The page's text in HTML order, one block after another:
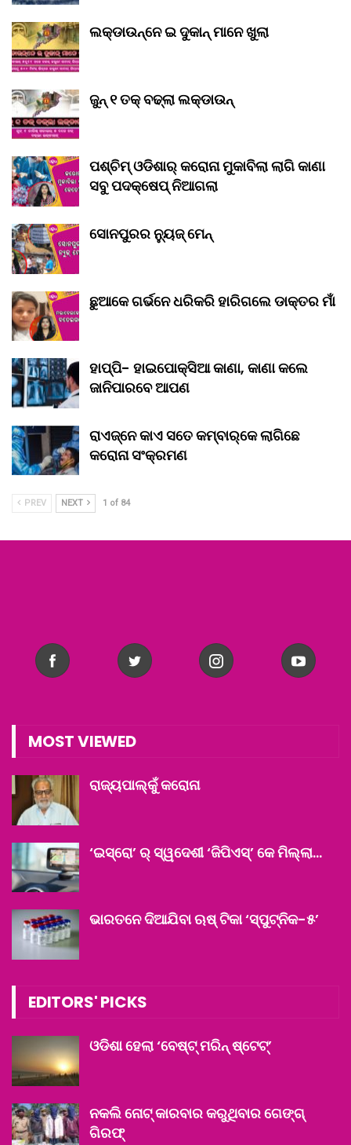
ଲକ୍‌ଡାଉନ୍‌ନେ ଇ ଦୁକାନ୍ ମାନେ ଖୁଲା
ଜୁନ୍ ୧ ତକ୍ ବଢ୍‌ଲା ଲକ୍‌ଡାଉନ୍‌
ପଶ୍ଚିମ୍ ଓଡିଶାର୍ କରୋନା ମୁକାବିଲା ଲାଗି କାଣା
ସବୁ ପଦକ୍ଷେପ୍ ନିଆଗଲା
ସୋନପୁରର ନ୍ୟୁଜ୍ ମେନ୍
ଛୁଆକେ ଗର୍ଭନେ ଧରିକରି ହାରିଗଲେ ଡାକ୍ତର ମାଁ
ହାପ୍ପି- ହାଇପୋକ୍ସିଆ କାଣା, କାଣା କଲେ
ଜାନିପାରବେ ଆପଣ
ରାଏଜ୍‌ନେ କାଏ ସତେ କମ୍‌ବାର୍‌କେ ଲାଗିଛେ
କରୋନା ସଂକ୍ରମଣ
PREV NEXT 1 of 84
MOST VIEWED
ରାଜ୍ୟପାଲ୍‌କୁଁ କରୋନା
‘ଇସ୍ରୋ’ ର୍‌ ସ୍ୱଦେଶୀ ‘ଜିପିଏସ୍‌’ କେ ମିଲ୍‌ଲା…
ଭାରତନେ ଦିଆଯିବା ଋଷ୍ ଟିକା ‘ସ୍ପୁଟ୍‌ନିକ-୫’
EDITORS' PICKS
ଓଡିଶା ହେଲା ‘ବେଷ୍ଟ୍‌ ମରିନ୍‌ ଷ୍ଟେଟ୍’‌
ନକଲି ନୋଟ୍‌ କାରବାର କରୁଥିବାର ଗେଙ୍ଗ୍‌
ଗିରଫ୍‌